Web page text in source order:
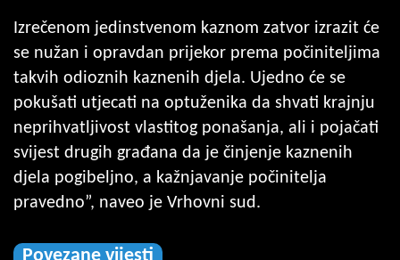
Izrečenom jedinstvenom kaznom zatvor izrazit će
se nužan i opravdan prijekor prema počiniteljima
takvih odioznih kaznenih djela. Ujedno će se
pokušati utjecati na optuženika da shvati krajnju
neprihvatljivost vlastitog ponašanja, ali i pojačati
svijest drugih građana da je činjenje kaznenih
djela pogibeljno, a kažnjavanje počinitelja
pravedno”, naveo je Vrhovni sud.
Povezane vijesti